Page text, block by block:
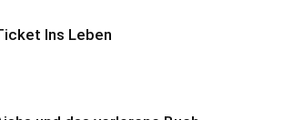
Ins Leben